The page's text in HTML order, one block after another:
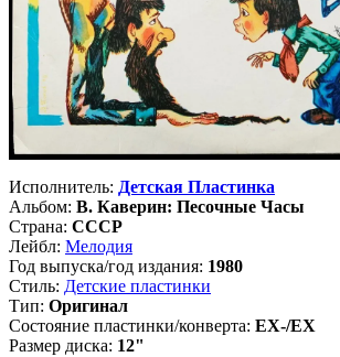
Исполнитель: Детская Пластинка
Альбом: В. Каверин: Песочные Часы
Страна: СССР
Лейбл: Мелодия
Год выпуска/год издания: 1980
Стиль: Детские пластинки
Тип: Оригинал
Состояние пластинки/конверта: EX-/EX
Размер диска: 12"